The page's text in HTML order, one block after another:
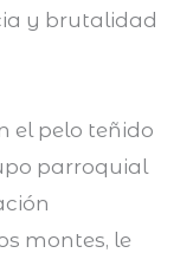
y brutalidad
el pelo teñido
parroquial
montes, le